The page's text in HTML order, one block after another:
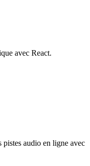
avec React.
audio en ligne avec